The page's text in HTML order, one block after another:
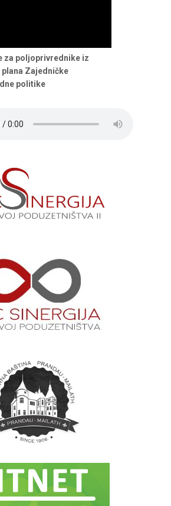
za poljoprivrednike iz
Zajedničke
politike